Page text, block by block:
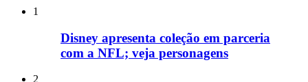
1
Disney apresenta coleção em parceria
com a NFL; veja personagens
2